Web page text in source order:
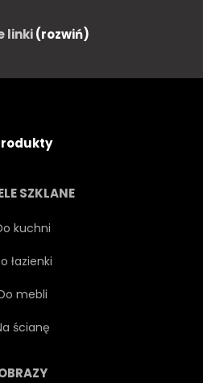
IRLANDIA
linki(rozwiń)
SZKLANE
kuchni
łazienki
mebli
ścianę